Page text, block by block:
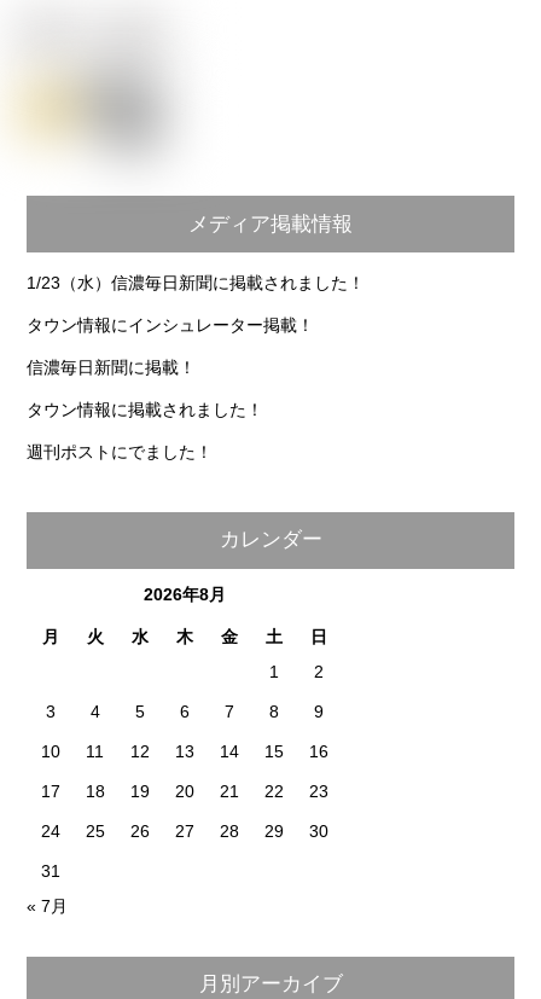
メディア掲載情報
1/23（水）信濃毎日新聞に掲載されました！
タウン情報にインシュレーター掲載！
信濃毎日新聞に掲載！
タウン情報に掲載されました！
週刊ポストにでました！
カレンダー
2026年8月
月 火 水 木 金 土
日
1
2
3 4 5 6 7 8 9
10 11 12 13 14 15 16
17 18 19 20 21 22 23
24 25 26 27 28 29 30
31
« 7月
月別アーカイブ